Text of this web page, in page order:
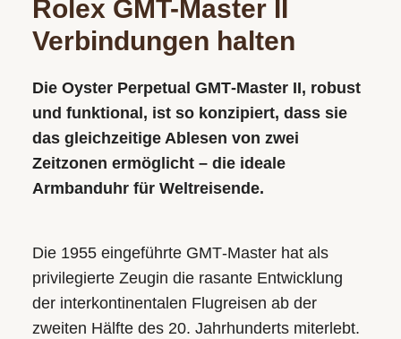
Rolex GMT-Master II
Verbindungen halten
Die Oyster Perpetual GMT‑Master II, robust
und funktional, ist so konzipiert, dass sie
das gleichzeitige Ablesen von zwei
Zeitzonen ermöglicht – die ideale
Armbanduhr für Weltreisende.
Die 1955 eingeführte GMT‑Master hat als
privilegierte Zeugin die rasante Entwicklung
der interkontinentalen Flugreisen ab der
zweiten Hälfte des 20. Jahrhunderts miterlebt.